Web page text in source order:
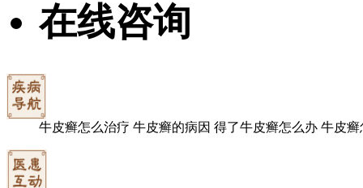
在线咨询
牛皮癣怎么治疗 牛皮癣的病因 得了牛皮癣怎么办 牛皮癣